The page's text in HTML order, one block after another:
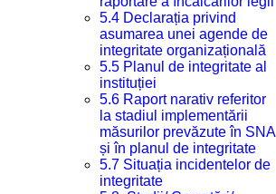
5.4 Declarația privind
asumarea unei agende de
integritate organizațională
5.5 Planul de integritate al
instituției
5.6 Raport narativ referitor
la stadiul implementării
măsurilor prevăzute în SNA
și în planul de integritate
5.7 Situația incidentelor de
integritate